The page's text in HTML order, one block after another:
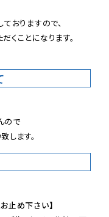
おりますので、
くことになります。
ので
します。
止め下さい】